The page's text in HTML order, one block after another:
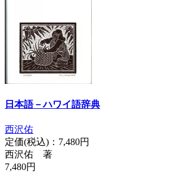
日本語－ハワイ語辞典
西沢佑
定価(税込)： 7,480円
西沢佑 著
7,480円